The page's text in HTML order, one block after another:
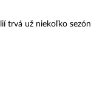
trvá už niekoľko